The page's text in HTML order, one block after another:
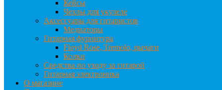
Кейсы
Чехлы для укулеле
Аксессуары для гитаристов
Медиаторы
Гитарная фурнитура
Floyd Rose, Tremolo, рычаги
Колки
Средства по уходу за гитарой
Гитарная электроника
О магазине